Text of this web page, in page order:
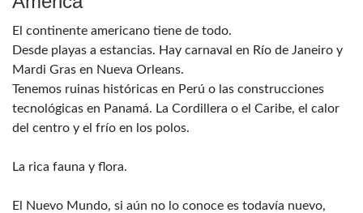
El continente americano tiene de todo.
Desde playas a estancias. Hay carnaval en Río de Janeiro y
Mardi Gras en Nueva Orleans.
Tenemos ruinas históricas en Perú o las construcciones
tecnológicas en Panamá. La Cordillera o el Caribe, el calor
del centro y el frío en los polos.
La rica fauna y flora.
El Nuevo Mundo, si aún no lo conoce es todavía nuevo,